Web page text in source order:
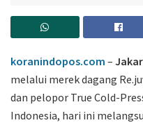
koranindopos.com –
melalui merek dagang
dan pelopor True Cold-
Indonesia, hari ini